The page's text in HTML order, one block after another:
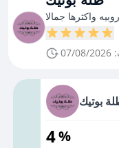
واكثرها جمالا
بوتيك
4%